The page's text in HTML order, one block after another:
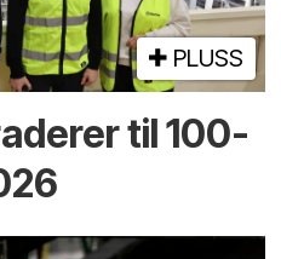
PLUSS
til 100-